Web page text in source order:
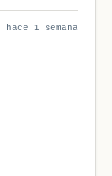
hace 1 semana